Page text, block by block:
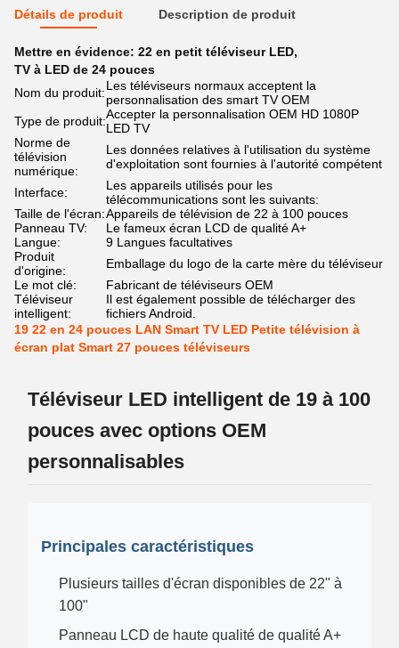
Détails de produit Description de produit
Mettre en évidence: 22 en petit téléviseur LED,
TV à LED de 24 pouces
Nom du produit:Les téléviseurs normaux acceptent la
personnalisation des smart TV OEM
Type de produit:Accepter la personnalisation OEM HD 1080P
LED TV
Norme de
télévision
numérique:
Les données relatives à l'utilisation du système
d'exploitation sont fournies à l'autorité compétent
Interface:
Les appareils utilisés pour les
télécommunications sont les suivants:
Taille de l'écran:Appareils de télévision de 22 à 100 pouces
Panneau TV:
Le fameux écran LCD de qualité A+
Langue:
9 Langues facultatives
Produit
d'origine:
Emballage du logo de la carte mère du téléviseur
Le mot clé:
Fabricant de téléviseurs OEM
Téléviseur
intelligent:
Il est également possible de télécharger des
fichiers Android.
19 22 en 24 pouces LAN Smart TV LED Petite télévision à
écran plat Smart 27 pouces téléviseurs
Téléviseur LED intelligent de 19 à 100
pouces avec options OEM
personnalisables
Principales caractéristiques
Plusieurs tailles d'écran disponibles de 22" à
100"
Panneau LCD de haute qualité de qualité A+